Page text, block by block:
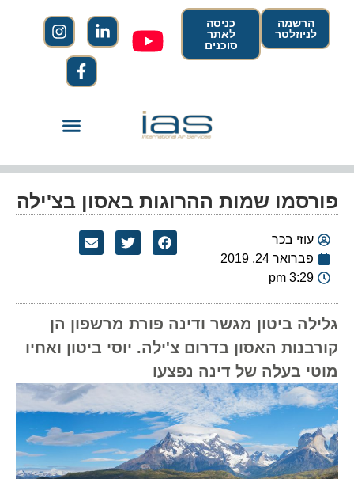
הרשמה
לניוזלטר
כניסה
לאתר
סוכנים
פורסמו שמות ההרוגות באסון בצ'ילה
עוזי בכר
פברואר 24, 2019
3:29 pm
גלילה ביטון מגשר ודינה פורת מרשפון הן
קורבנות האסון בדרום צ'ילה. יוסי ביטון ואחיו
מוטי בעלה של דינה נפצעו